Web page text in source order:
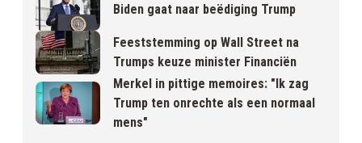
Biden gaat naar beëdiging Trump
Feeststemming op Wall Street na
Trumps keuze minister Financiën
Merkel in pittige memoires: "Ik zag
Trump ten onrechte als een normaal
mens"